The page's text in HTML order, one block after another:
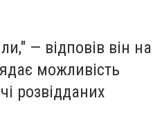
— відповів він на
можливість
розвідданих